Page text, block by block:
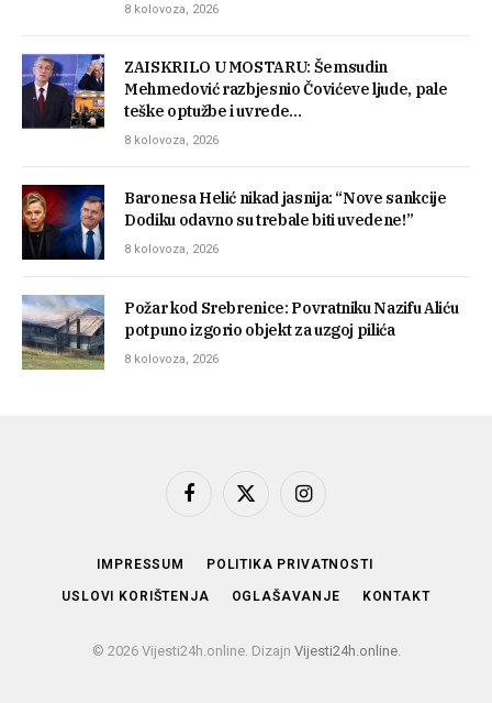
8 kolovoza, 2026
ZAISKRILO U MOSTARU: Šemsudin
Mehmedović razbjesnio Čovićeve ljude, pale
teške optužbe i uvrede…
8 kolovoza, 2026
Baronesa Helić nikad jasnija: “Nove sankcije
Dodiku odavno su trebale biti uvedene!”
8 kolovoza, 2026
Požar kod Srebrenice: Povratniku Nazifu Aliću
potpuno izgorio objekt za uzgoj pilića
8 kolovoza, 2026
Facebook
X
Instagram
IMPRESSUM POLITIKA PRIVATNOSTI
USLOVI KORIŠTENJA OGLAŠAVANJE KONTAKT
© 2026 Vijesti24h.online. Dizajn Vijesti24h.online.